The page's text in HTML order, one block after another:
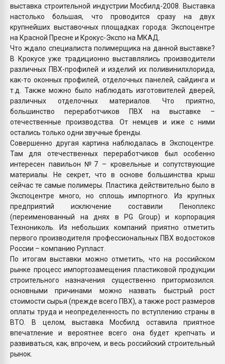
ПЕРЕЙТИ НА
выставка строительной индустрии Мосбилд-2008. Выставка
настолько большая, что проводится сразу на двух
крупнейших выставочных площадках города: Экспоцентре
на Красной Пресне и Крокус-Экспо на МКАД.
Что ждало специалиста полимерщика на данной выставке?
В Крокусе уже традиционно выставлялись производители
различных ПВХ-профилей и изделий их поливинилхлорида,
как-то оконных профилей, отделочных панелей, сайдинга и
т.д. Также можно было наблюдать изготовителей дверей,
различных отделочных материалов. Что приятно,
большинство переработчиков ПВХ на выставке –
отечественные производства. От немцев и иже с ними
остались только одни звучные бренды.
Совершенно другая картина наблюдалась в Экспоцентре.
Там для отечественных переработчиков был особенно
интересен павильон №7 – кровельные и сопутствующие
материалы. Не секрет, что в основе большинства крыш
сейчас те самые полимеры. Пластика действительно было в
Экспоцентре много, но сплошь импортного. Из крупных
предприятий исключение составили Пеноплекс
(переименованный на днях в PG Group) и корпорация
Технониколь. Из небольших компаний приятно отметить
первого производителя профессиональных ПВХ водостоков
России – компанию Рупласт.
По итогам выставки можно отметить, что на российском
рынке процесс импортозамещения пластиковой продукции
строительного назначения существенно притормозился.
основными причинами можно назвать быстрый рост
стоимости сырья (прежде всего ПВХ), а также рост размеров
оплаты труда и неопределенность по вступлению страны в
ВТО. В целом, выставка Мосбилд оставила приятное
впечатление и вероятнее всего она будет крепчать и
развиваться, как, впрочем, и весь российский строительный
рынок.